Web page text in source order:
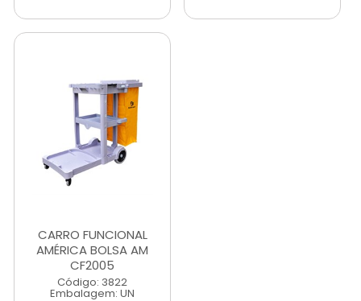
CARRO FUNCIONAL
AMÉRICA BOLSA AM
CF2005
Código: 3822
Embalagem: UN